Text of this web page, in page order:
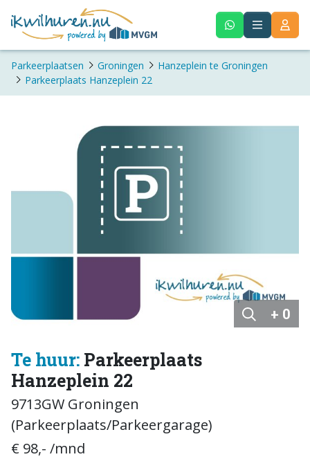
Parkeerplaatsen Groningen
Hanzeplein te Groningen
Parkeerplaats Hanzeplein 22
+ 0
Te huur: Parkeerplaats
Hanzeplein 22
9713GW Groningen
(Parkeerplaats/Parkeergarage)
€ 98,- /mnd